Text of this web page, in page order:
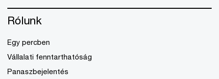
Rólunk
Egy percben
Vállalati fenntarthatóság
Panaszbejelentés